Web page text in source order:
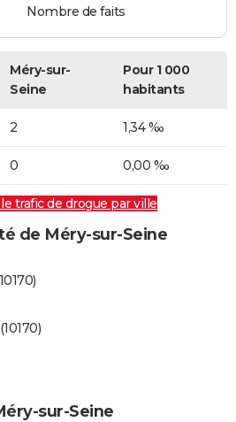
Nombre de faits
Méry-sur-
Seine
Pour 1 000
habitants
2 1,34 ‰
0 0,00 ‰
trafic de drogue par ville
de Méry-sur-Seine
sur-Seine